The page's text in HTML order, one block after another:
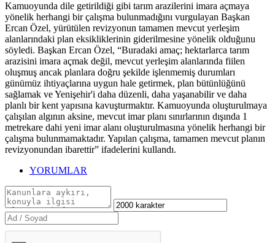
Kamuoyunda dile getirildiği gibi tarım arazilerini imara açmaya
yönelik herhangi bir çalışma bulunmadığını vurgulayan Başkan
Ercan Özel, yürütülen revizyonun tamamen mevcut yerleşim
alanlarındaki plan eksikliklerinin giderilmesine yönelik olduğunu
söyledi. Başkan Ercan Özel, “Buradaki amaç; hektarlarca tarım
arazisini imara açmak değil, mevcut yerleşim alanlarında fiilen
oluşmuş ancak planlara doğru şekilde işlenmemiş durumları
günümüz ihtiyaçlarına uygun hale getirmek, plan bütünlüğünü
sağlamak ve Yenişehir'i daha düzenli, daha yaşanabilir ve daha
planlı bir kent yapısına kavuşturmaktır. Kamuoyunda oluşturulmaya
çalışılan algının aksine, mevcut imar planı sınırlarının dışında 1
metrekare dahi yeni imar alanı oluşturulmasına yönelik herhangi bir
çalışma bulunmamaktadır. Yapılan çalışma, tamamen mevcut planın
revizyonundan ibarettir” ifadelerini kullandı.
YORUMLAR